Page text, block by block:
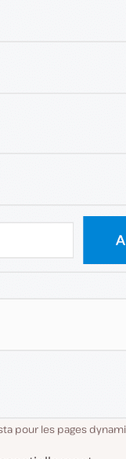
pour les pages